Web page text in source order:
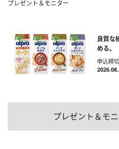
プレゼント＆モニター
良質な
める。
申込締切
プレゼント＆モ